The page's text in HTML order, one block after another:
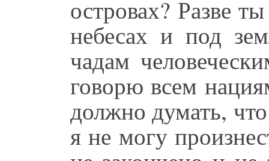
островах? Разве
небесах и под
чадам
говорю всем
должно думать,
я не могу